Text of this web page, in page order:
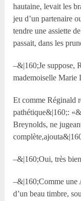
hautaine, levait les
jeu d’un partenaire
tendre une assiette
passait, dans les
–&|160;Je suppose,
mademoiselle Marie
Et comme Réginald
pathétique&|160;:
Breynolds, ne
–&|160;Oui, très
–&|160;Comme une
d’un beau timbre,